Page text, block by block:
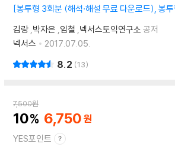
봉투형 3회분 (해석·해설 무료 다운로드), 봉
김랑 ,박자은 ,임철 ,넥서스토익연구소 공저
넥서스
2017.07.05.
8.2 13
7,500원
10 6,750
YES포인트